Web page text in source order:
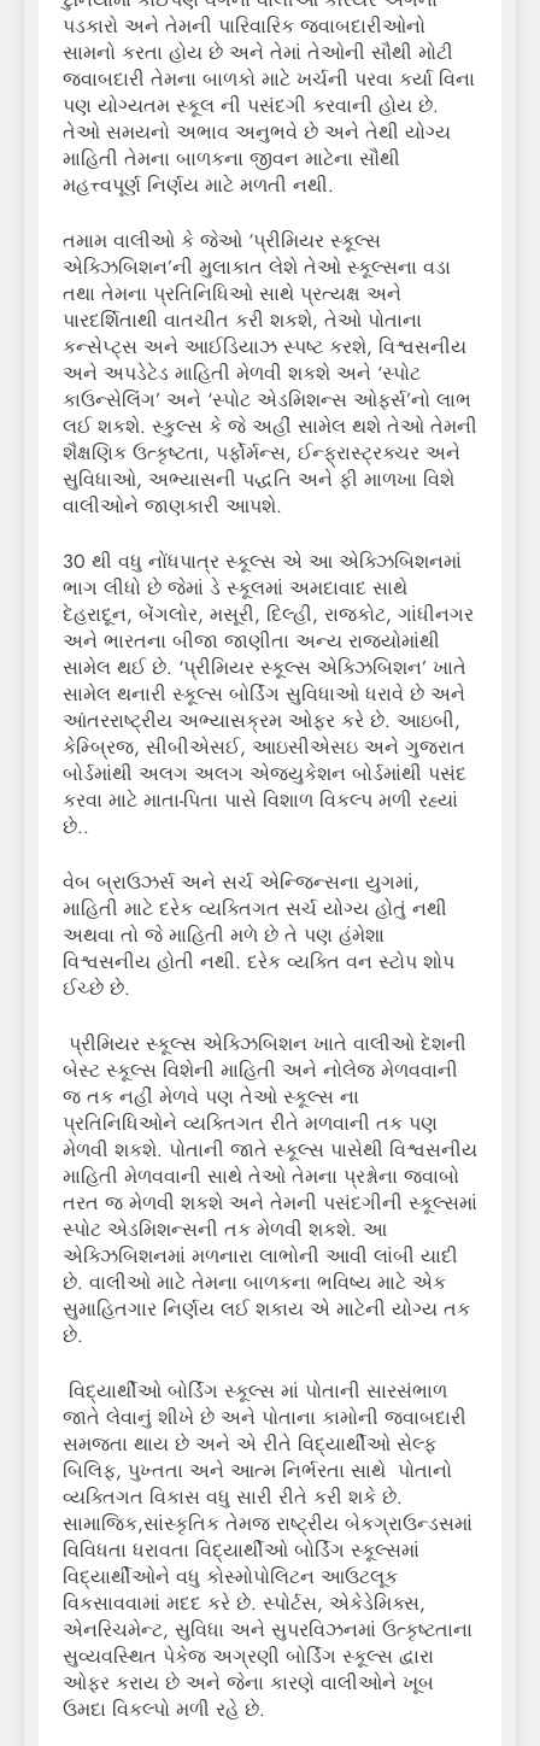
પડકારો અને તેમની પારિવારિક જવાબદારીઓનો
સામનો કરતા હોય છે અને તેમાં તેઓની સૌથી મોટી
જવાબદારી તેમના બાળકો માટે ખર્ચની પરવા કર્યા વિના
પણ યોગ્યતમ સ્કૂલ ની પસંદગી કરવાની હોય છે.
તેઓ સમયનો અભાવ અનુભવે છે અને તેથી યોગ્ય
માહિતી તેમના બાળકના જીવન માટેના સૌથી
મહત્ત્વપૂર્ણ નિર્ણય માટે મળતી નથી.
તમામ વાલીઓ કે જેઓ ‘પ્રીમિયર સ્કૂલ્સ
એક્ઝિબિશન’ની મુલાકાત લેશે તેઓ સ્કૂલ્સના વડા
તથા તેમના પ્રતિનિધિઓ સાથે પ્રત્યક્ષ અને
પારદર્શિતાથી વાતચીત કરી શકશે, તેઓ પોતાના
કન્સેપ્ટ્‌સ અને આઈડિયાઝ સ્પષ્ટ કરશે, વિશ્વસનીય
અને અપડેટેડ માહિતી મેળવી શકશે અને ‘સ્પોટ
કાઉન્સેલિંગ’ અને ‘સ્પોટ એડમિશન્સ ઓફર્સ’નો લાભ
લઈ શકશે. સ્કુલ્સ કે જે અહીં સામેલ થશે તેઓ તેમની
શૈક્ષણિક ઉત્કૃષ્ટતા, પર્ફોર્મન્સ, ઈન્ફ્રાસ્ટ્રક્ચર અને
સુવિધાઓ, અભ્યાસની પદ્ધતિ અને ફી માળખા વિશે
વાલીઓને જાણકારી આપશે.
30 થી વધુ નોંધપાત્ર સ્કૂલ્સ એ આ એક્ઝિબિશનમાં
ભાગ લીધો છે જેમાં ડે સ્કૂલમાં અમદાવાદ સાથે
દેહરાદૂન, બેંગલોર, મસૂરી, દિલ્હી, રાજકોટ, ગાંધીનગર
અને ભારતના બીજા જાણીતા અન્ય રાજ્યોમાંથી
સામેલ થઈ છે. ‘પ્રીમિયર સ્કૂલ્સ એક્ઝિબિશન’ ખાતે
સામેલ થનારી સ્કૂલ્સ બોર્ડિંગ સુવિધાઓ ધરાવે છે અને
આંતરરાષ્ટ્રીય અભ્યાસક્રમ ઓફર કરે છે. આઇબી,
કેમ્બ્રિજ, સીબીએસઈ, આઇસીએસઇ અને ગુજરાત
બોર્ડમાંથી અલગ અલગ એજ્યુકેશન બોર્ડમાંથી પસંદ
કરવા માટે માતા-પિતા પાસે વિશાળ વિકલ્પ મળી રહ્યાં
છે..
વેબ બ્રાઉઝર્સ અને સર્ચ એન્જિન્સના યુગમાં,
માહિતી માટે દરેક વ્યક્તિગત સર્ચ યોગ્ય હોતું નથી
અથવા તો જે માહિતી મળે છે તે પણ હંમેશા
વિશ્વસનીય હોતી નથી. દરેક વ્યક્તિ વન સ્ટોપ શોપ
ઈચ્છે છે.
પ્રીમિયર સ્કૂલ્સ એક્ઝિબિશન ખાતે વાલીઓ દેશની
બેસ્ટ સ્કૂલ્સ વિશેની માહિતી અને નોલેજ મેળવવાની
જ તક નહીં મેળવે પણ તેઓ સ્કૂલ્સ ના
પ્રતિનિધિઓને વ્યક્તિગત રીતે મળવાની તક પણ
મેળવી શકશે. પોતાની જાતે સ્કૂલ્સ પાસેથી વિશ્વસનીય
માહિતી મેળવવાની સાથે તેઓ તેમના પ્રશ્નોના જવાબો
તરત જ મેળવી શકશે અને તેમની પસંદગીની સ્કૂલ્સમાં
સ્પોટ એડમિશન્સની તક મેળવી શકશે. આ
એક્ઝિબિશનમાં મળનારા લાભોની આવી લાંબી યાદી
છે. વાલીઓ માટે તેમના બાળકના ભવિષ્ય માટે એક
સુમાહિતગાર નિર્ણય લઈ શકાય એ માટેની યોગ્ય તક
છે.
વિદ્યાર્થીઓ બોર્ડિંગ સ્કૂલ્સ માં પોતાની સારસંભાળ
જાતે લેવાનું શીખે છે અને પોતાના કામોની જવાબદારી
સમજતા થાય છે અને એ રીતે વિદ્યાર્થીઓ સેલ્ફ
બિલિફ, પુખ્તતા અને આત્મ નિર્ભરતા સાથે પોતાનો
વ્યક્તિગત વિકાસ વધુ સારી રીતે કરી શકે છે.
સામાજિક,સાંસ્કૃતિક તેમજ રાષ્ટ્રીય બેકગ્રાઉન્ડસમાં
વિવિધતા ધરાવતા વિદ્યાર્થીઓ બોર્ડિંગ સ્કૂલ્સમાં
વિદ્યાર્થીઓને વધુ કોસ્મોપોલિટન આઉટલૂક
વિકસાવવામાં મદદ કરે છે. સ્પોર્ટસ, એકેડેમિક્સ,
એનરિચમેન્ટ, સુવિધા અને સુપરવિઝનમાં ઉત્કૃષ્ટતાના
સુવ્યવસ્થિત પેકેજ અગ્રણી બોર્ડિંગ સ્કૂલ્સ દ્વારા
ઓફર કરાય છે અને જેના કારણે વાલીઓને ખૂબ
ઉમદા વિકલ્પો મળી રહે છે.